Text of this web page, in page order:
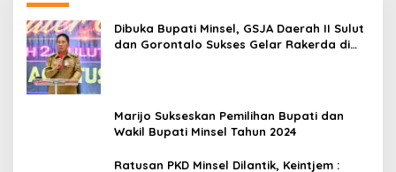
Dibuka Bupati Minsel, GSJA Daerah II Sulut
dan Gorontalo Sukses Gelar Rakerda di
Marijo Sukseskan Pemilihan Bupati dan
Wakil Bupati Minsel Tahun 2024
Ratusan PKD Minsel Dilantik, Keintjem :